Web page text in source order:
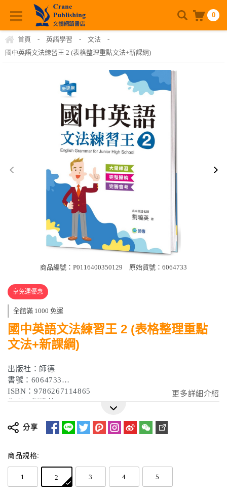
0
首頁 - 英語學習 - 文法
-
國中英語文法練習王 2 (表格整理重點文法+新課綱)
商品編號：P0116400350129 原始貨號：6064733
享免運優惠
全館滿 1000 免運
國中英語文法練習王 2 (表格整理重點
文法+新課綱)
出版社：師德
書號：6064733
ISBN：9786267114865
作者：劉曉英
更多詳細介紹
分享
商品規格:
1 2 3 4 5